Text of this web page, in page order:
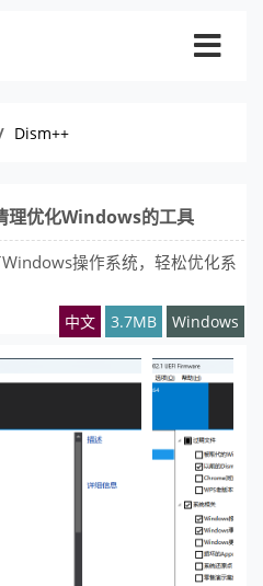
Dism++
理优化Windows的工具
操作系统，轻松优化系
中文 3.7MB Windows